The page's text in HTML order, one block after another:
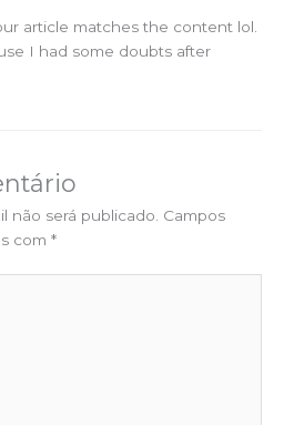
article matches the content lol.
I had some doubts after
não será publicado. Campos
com *